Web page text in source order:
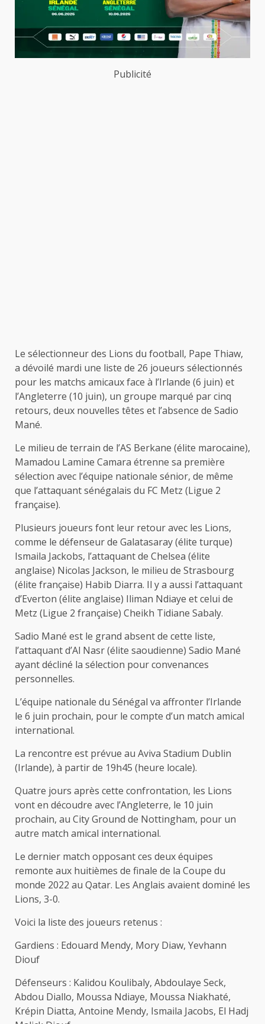
Publicité
Le sélectionneur des Lions du football, Pape Thiaw,
a dévoilé mardi une liste de 26 joueurs sélectionnés
pour les matchs amicaux face à l’Irlande (6 juin) et
l’Angleterre (10 juin), un groupe marqué par cinq
retours, deux nouvelles têtes et l’absence de Sadio
Mané.
Le milieu de terrain de l’AS Berkane (élite marocaine),
Mamadou Lamine Camara étrenne sa première
sélection avec l’équipe nationale sénior, de même
que l’attaquant sénégalais du FC Metz (Ligue 2
française).
Plusieurs joueurs font leur retour avec les Lions,
comme le défenseur de Galatasaray (élite turque)
Ismaila Jackobs, l’attaquant de Chelsea (élite
anglaise) Nicolas Jackson, le milieu de Strasbourg
(élite française) Habib Diarra. Il y a aussi l’attaquant
d’Everton (élite anglaise) Iliman Ndiaye et celui de
Metz (Ligue 2 française) Cheikh Tidiane Sabaly.
Sadio Mané est le grand absent de cette liste,
l’attaquant d’Al Nasr (élite saoudienne) Sadio Mané
ayant décliné la sélection pour convenances
personnelles.
L’équipe nationale du Sénégal va affronter l’Irlande
le 6 juin prochain, pour le compte d’un match amical
international.
La rencontre est prévue au Aviva Stadium Dublin
(Irlande), à partir de 19h45 (heure locale).
Quatre jours après cette confrontation, les Lions
vont en découdre avec l’Angleterre, le 10 juin
prochain, au City Ground de Nottingham, pour un
autre match amical international.
Le dernier match opposant ces deux équipes
remonte aux huitièmes de finale de la Coupe du
monde 2022 au Qatar. Les Anglais avaient dominé les
Lions, 3-0.
Voici la liste des joueurs retenus :
Gardiens : Edouard Mendy, Mory Diaw, Yevhann
Diouf
Défenseurs : Kalidou Koulibaly, Abdoulaye Seck,
Abdou Diallo, Moussa Ndiaye, Moussa Niakhaté,
Krépin Diatta, Antoine Mendy, Ismaila Jacobs, El Hadj